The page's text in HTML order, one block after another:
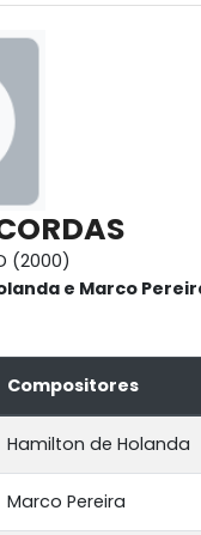
(2000)
e Marco
Compositores
Hamilton de Holanda
Marco Pereira